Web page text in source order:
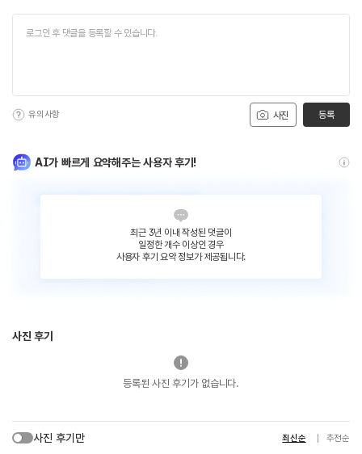
사진
유의사항 등록
AI가 빠르게 요약해주는 사용자 후기!
최근 3년 이내 작성된 댓글이
일정한 개수 이상인 경우
사용자 후기 요약 정보가 제공됩니다.
사진 후기
등록된 사진 후기가 없습니다.
사진 후기만 최신순 추천순